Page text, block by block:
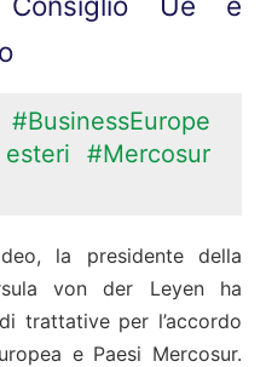
#BusinessEurope
#Mercosur
la presidente della
von der Leyen ha
trattative per l’accordo
e Paesi Mercosur.